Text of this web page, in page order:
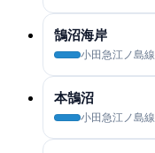
鵠沼海岸
小田急江ノ島線
本鵠沼
小田急江ノ島線